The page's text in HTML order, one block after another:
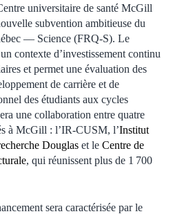
universitaire de santé McGill
subvention ambitieuse du
— Science (FRQ-S). Le
contexte d’investissement continu
et permet une évaluation des
de carrière et de
des étudiants aux cycles
une collaboration entre quatre
à McGill : l’IR-CUSM, l’Institut
Douglas et le Centre de
, qui réunissent plus de 1 700
sera caractérisée par le